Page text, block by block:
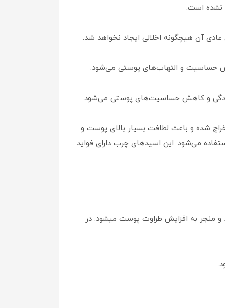
نشده است.
آن هیچگونه اخلالی ایجاد نخواهد شد.
حساسیت و التهاب‌های پوستی می‌شود.
و کاهش حساسیت‌های پوستی می‌شود‌.
شده و باعث لطافت بسیار بالای پوست و
می‌شود. این اسیدهای چرب دارای فواید
و منجر به افزایش طراوت پوست میشود. در